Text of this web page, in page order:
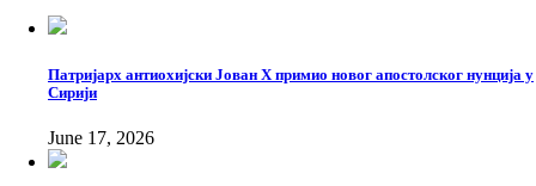
Патријарх антиохијски Јован X примио новог апостолског нунција у
Сирији
June 17, 2026